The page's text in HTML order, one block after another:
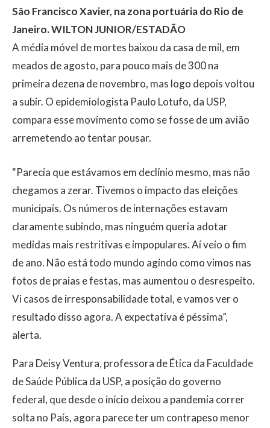
São Francisco Xavier, na zona portuária do Rio de
Janeiro.WILTON JUNIOR/ESTADÃO
A média móvel de mortes baixou da casa de mil, em
meados de agosto, para pouco mais de 300 na
primeira dezena de novembro, mas logo depois voltou
a subir. O epidemiologista Paulo Lotufo, da USP,
compara esse movimento como se fosse de um avião
arremetendo ao tentar pousar.
“Parecia que estávamos em declínio mesmo, mas não
chegamos a zerar. Tivemos o impacto das eleições
municipais. Os números de internações estavam
claramente subindo, mas ninguém queria adotar
medidas mais restritivas e impopulares. Aí veio o fim
de ano. Não está todo mundo agindo como vimos nas
fotos de praias e festas, mas aumentou o desrespeito.
Vi casos de irresponsabilidade total, e vamos ver o
resultado disso agora. A expectativa é péssima”,
alerta.
Para Deisy Ventura, professora de Ética da Faculdade
de Saúde Pública da USP, a posição do governo
federal, que desde o início deixou a pandemia correr
solta no País, agora parece ter um contrapeso menor